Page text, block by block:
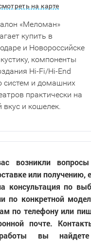
на карте
«Меломан»
купить в
и Новороссийске
компоненты
Hi-Fi/Hi-End
систем и домашних
практически на
и кошелек.​​​​​​​
возникли
или получению,
консультация по
по конкретной
по телефону или
почте.
вы